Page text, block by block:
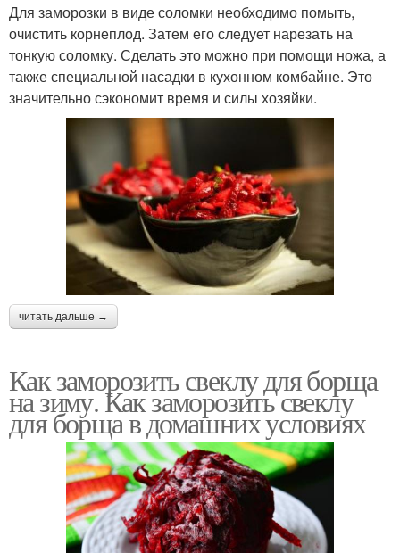
Для заморозки в виде соломки необходимо помыть,
очистить корнеплод. Затем его следует нарезать на
тонкую соломку. Сделать это можно при помощи ножа, а
также специальной насадки в кухонном комбайне. Это
значительно сэкономит время и силы хозяйки.
читать дальше →
Как заморозить свеклу для борща
на зиму. Как заморозить свеклу
для борща в домашних условиях